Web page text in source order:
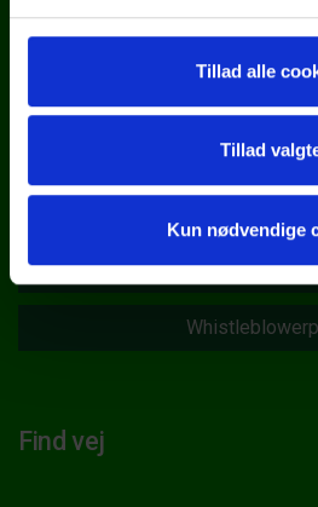
Tillad alle
Tillad
Kun nødvendige
CVR: 39006979
Find vej